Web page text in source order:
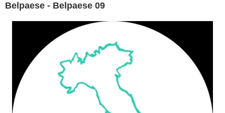
Belpaese - Belpaese 09